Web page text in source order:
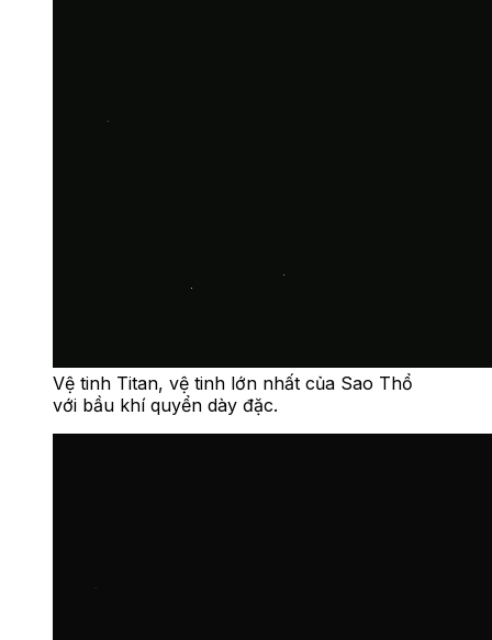
Vệ tinh Titan, vệ tinh lớn nhất của Sao Thổ
với bầu khí quyển dày đặc.